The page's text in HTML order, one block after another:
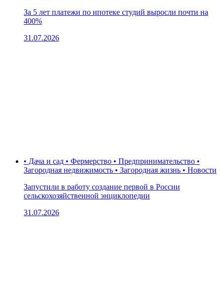
За 5 лет платежи по ипотеке студий выросли почти на
400%
31.07.2026
• Дача и сад • Фермерство • Предпринимательство •
Загородная недвижимость • Загородная жизнь • Новости
Запустили в работу создание первой в России
сельскохозяйственной энциклопедии
31.07.2026